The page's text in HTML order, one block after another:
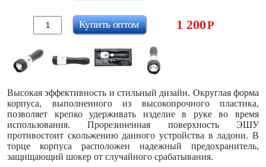
1 200Р
Купить оптом
Высокая эффективность и стильный дизайн. Округлая форма
корпуса, выполненного из высокопрочного пластика,
позволяет крепко удерживать изделие в руке во время
использования. Прорезиненная поверхность ЭШУ
противостоит скольжению данного устройства в ладони. В
торце корпуса расположен надежный предохранитель,
защищающий шокер от случайного срабатывания.